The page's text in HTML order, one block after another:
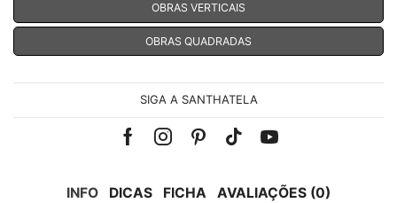
OBRAS VERTICAIS
OBRAS QUADRADAS
SIGA A SANTHATELA
Facebook
Instagram
Pinterest
Tik-Youtube
INFO DICAS FICHA AVALIAÇÕES (0)